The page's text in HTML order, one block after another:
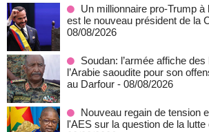
Un millionnaire pro-Trump à
est le nouveau président de la
08/08/2026
Soudan: l’armée affiche des
l’Arabie saoudite pour son
au Darfour - 08/08/2026
Nouveau regain de tension
l'AES sur la question de la